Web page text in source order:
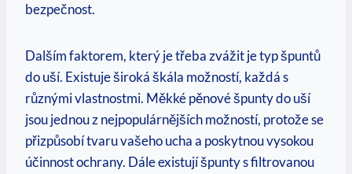
bezpečnost.
Dalším faktorem, který je třeba zvážit je typ špuntů
do uší. Existuje široká škála možností, každá s
různými vlastnostmi. Měkké pěnové špunty do uší
jsou jednou z nejpopulárnějších možností, protože se
přizpůsobí tvaru vašeho ucha a poskytnou vysokou
účinnost ochrany. Dále existují špunty s filtrovanou